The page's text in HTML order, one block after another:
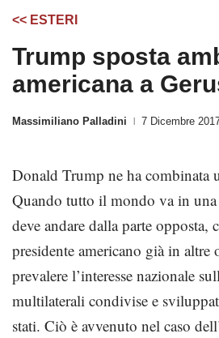
<< ESTERI
Trump sposta
americana a
Massimiliano Palladini 7 Dicembre
Donald Trump ne ha combinata
Quando tutto il mondo va in
deve andare dalla parte opposta,
presidente americano già in altre
prevalere l’interesse nazionale
multilaterali condivise e
stati. Ciò è avvenuto nel caso